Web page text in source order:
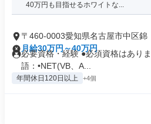
40万円も目指せるホワイトな...
〒460-0003愛知県名古屋市中区錦
月給30万円～40万円
必要資格・経験 ●必須資格はあり
語：•NET(VB、A...
年間休日120日以上 +4個